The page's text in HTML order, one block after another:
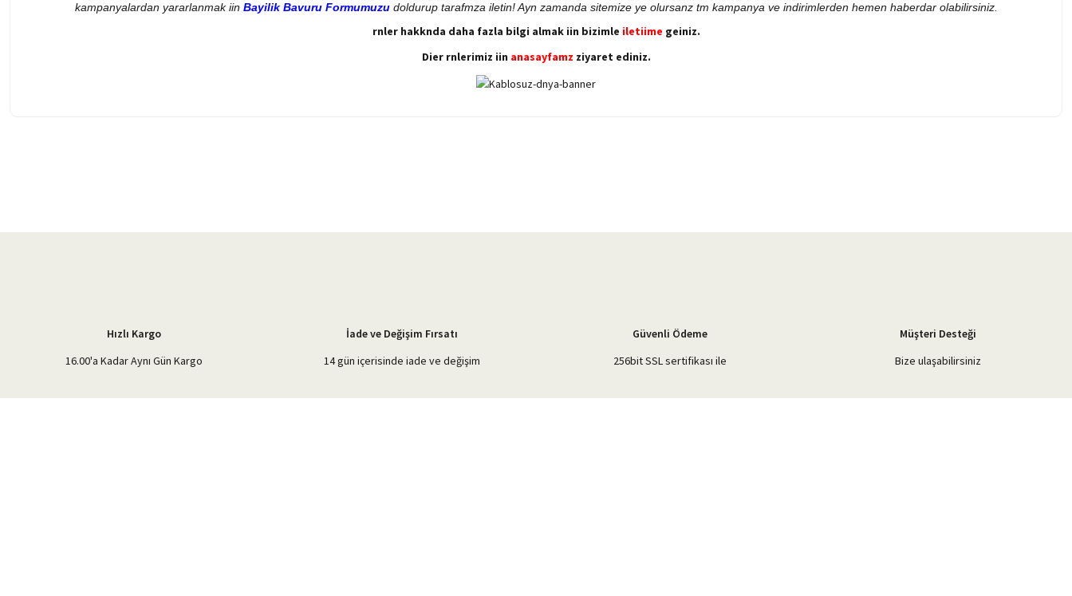
kampanyalardan yararlanmak iin Bayilik Bavuru Formumuzudoldurup tarafmza iletin! Ayn zamanda sitemize ye olursanz tm kampanya ve indirimlerden hemen haberdar olabilirsiniz.
rnler hakknda daha fazla bilgi almak iin bizimle iletiime geiniz.
Dier rnlerimiz iin anasayfamz ziyaret ediniz.
Hızlı Kargo
16.00'a Kadar Aynı Gün Kargo
İade ve Değişim Fırsatı
14 gün içerisinde iade ve değişim
Güvenli Ödeme
256bit SSL sertifikası ile
Müşteri Desteği
Bize ulaşabilirsiniz